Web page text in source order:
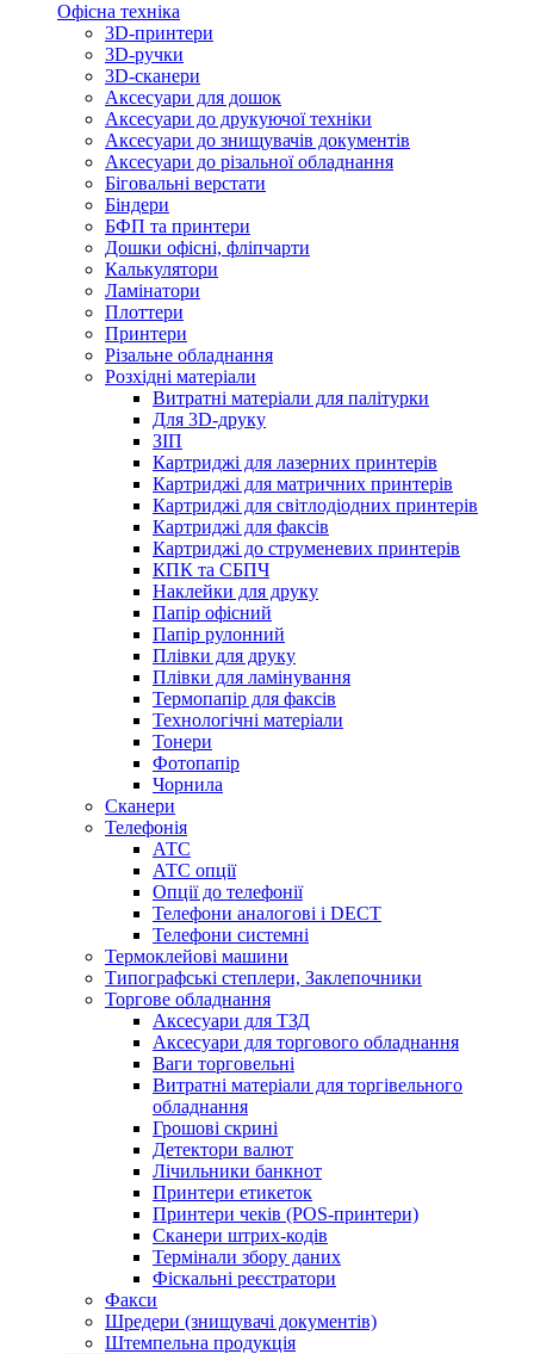
Офісна техніка
3D-принтери
3D-ручки
3D-сканери
Аксесуари для дошок
Аксесуари до друкуючої техніки
Аксесуари до знищувачів документів
Аксесуари до різальної обладнання
Біговальні верстати
Біндери
БФП та принтери
Дошки офісні, фліпчарти
Калькулятори
Ламінатори
Плоттери
Принтери
Різальне обладнання
Розхідні матеріали
Витратні матеріали для палітурки
Для 3D-друку
ЗІП
Картриджі для лазерних принтерів
Картриджі для матричних принтерів
Картриджі для світлодіодних принтерів
Картриджі для факсів
Картриджі до струменевих принтерів
КПК та СБПЧ
Наклейки для друку
Папір офісний
Папір рулонний
Плівки для друку
Плівки для ламінування
Термопапір для факсів
Технологічні матеріали
Тонери
Фотопапір
Чорнила
Сканери
Телефонія
АТС
АТС опції
Опції до телефонії
Телефони аналогові і DECT
Телефони системні
Термоклейові машини
Типографські степлери, Заклепочники
Торгове обладнання
Аксесуари для ТЗД
Аксесуари для торгового обладнання
Ваги торговельні
Витратні матеріали для торгівельного
обладнання
Грошові скрині
Детектори валют
Лічильники банкнот
Принтери етикеток
Принтери чеків (POS-принтери)
Сканери штрих-кодів
Термінали збору даних
Фіскальні реєстратори
Факси
Шредери (знищувачі документів)
Штемпельна продукція